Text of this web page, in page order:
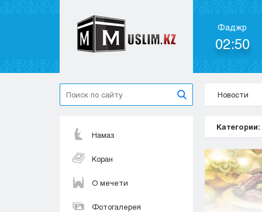
Фаджр
02:50
Новости
Намаз
Коран
О мечети
Фотогалерея
Категории: